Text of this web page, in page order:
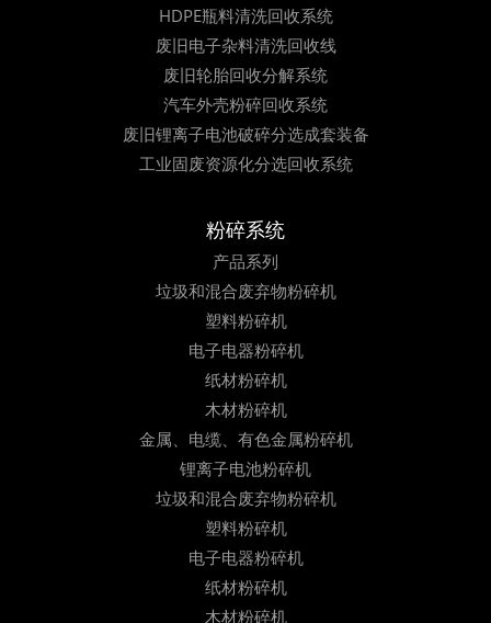
HDPE瓶料清洗回收系统
废旧电子杂料清洗回收线
废旧轮胎回收分解系统
汽车外壳粉碎回收系统
废旧锂离子电池破碎分选成套装备
工业固废资源化分选回收系统
粉碎系统
产品系列
垃圾和混合废弃物粉碎机
塑料粉碎机
电子电器粉碎机
纸材粉碎机
木材粉碎机
金属、电缆、有色金属粉碎机
锂离子电池粉碎机
垃圾和混合废弃物粉碎机
塑料粉碎机
电子电器粉碎机
纸材粉碎机
木材粉碎机